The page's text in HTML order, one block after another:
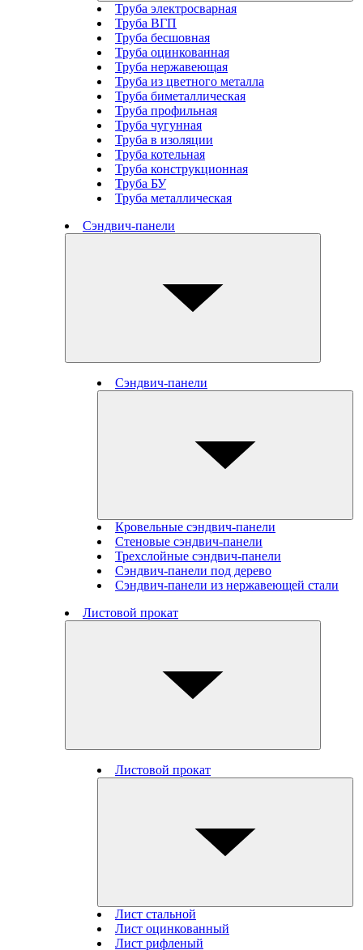
Труба электросварная
Труба ВГП
Труба бесшовная
Труба оцинкованная
Труба нержавеющая
Труба из цветного металла
Труба биметаллическая
Труба профильная
Труба чугунная
Труба в изоляции
Труба котельная
Труба конструкционная
Труба БУ
Труба металлическая
Сэндвич-панели
Сэндвич-панели
Кровельные сэндвич-панели
Стеновые cэндвич-панели
Трехслойные сэндвич-панели
Сэндвич-панели под дерево
Сэндвич-панели из нержавеющей стали
Листовой прокат
Листовой прокат
Лист стальной
Лист оцинкованный
Лист рифленый